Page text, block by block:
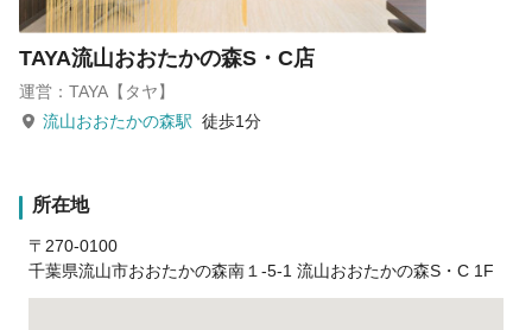
TAYA流山おおたかの森S・C店
運営：TAYA【タヤ】
流山おおたかの森駅 徒歩1分
所在地
〒270-0100
千葉県流山市おおたかの森南１-5-1 流山おおたかの森S・C 1F